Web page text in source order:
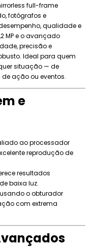
full-frame
fotógrafos e
qualidade e
MP e o avançado
precisão e
Ideal para quem
situação — de
ação ou eventos.
e
ao processador
reprodução de
resultados
baixa luz.
usando o obturador
com extrema